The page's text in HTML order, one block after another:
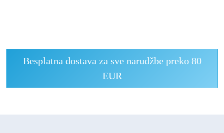
Besplatna dostava za sve narudžbe preko 80
EUR